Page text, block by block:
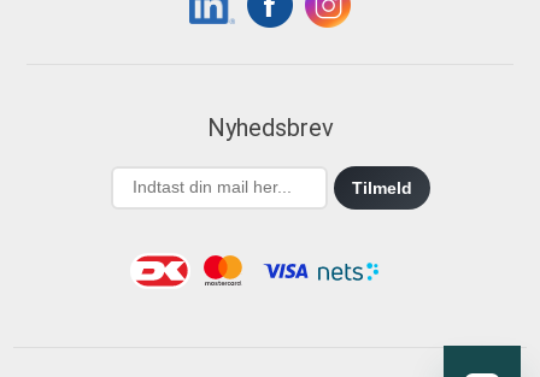
Nyhedsbrev
Tilmeld